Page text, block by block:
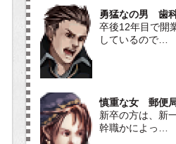
勇猛なの男 歯
卒後12年目で開
しているので…
慎重な女 郵便
新卒の方は、新
幹職かによっ…